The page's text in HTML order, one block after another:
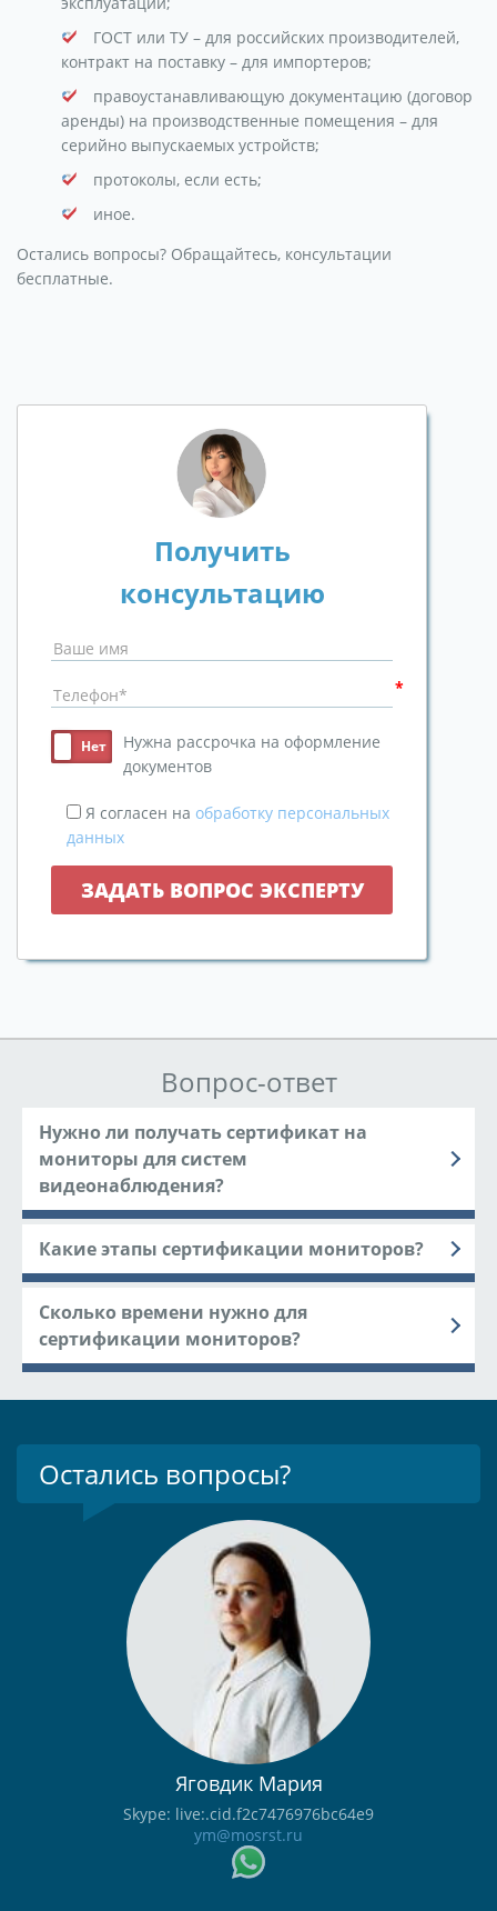
ГОСТ или ТУ – для российских производителей,
контракт на поставку – для импортеров;
правоустанавливающую документацию (договор
аренды) на производственные помещения – для
серийно выпускаемых устройств;
протоколы, если есть;
иное.
Остались вопросы? Обращайтесь, консультации
бесплатные.
Получить
консультацию
Нужна рассрочка на оформление
документов
Я согласен на обработку персональных
данных
Вопрос-ответ
Нужно ли получать сертификат на
мониторы для систем
видеонаблюдения?
Какие этапы сертификации мониторов?
Сколько времени нужно для
сертификации мониторов?
Остались вопросы?
Яговдик Мария
Skype: live:.cid.f2c7476976bc64e9
ym@mosrst.ru